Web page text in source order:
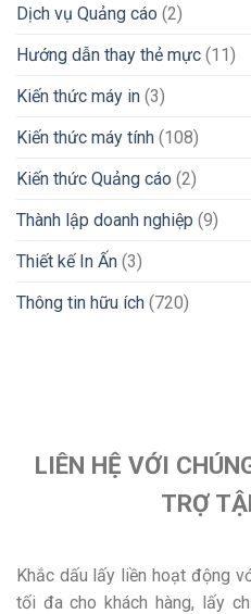
Dịch vụ Quảng cáo (2)
Hướng dẫn thay thẻ mực (11)
Kiến thức máy in (3)
Kiến thức máy tính (108)
Kiến thức Quảng cáo (2)
Thành lập doanh nghiệp (9)
Thiết kế In Ấn (3)
Thông tin hữu ích (720)
LIÊN HỆ VỚI
TRỢ
Khắc dấu lấy liền hoạt động
tối đa cho khách hàng, lấy